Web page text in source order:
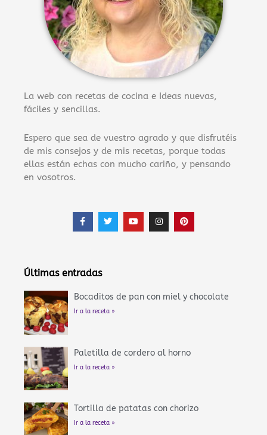
La web con recetas de cocina e Ideas nuevas,
fáciles y sencillas.
Espero que sea de vuestro agrado y que disfrutéis
de mis consejos y de mis recetas, porque todas
ellas están echas con mucho cariño, y pensando
en vosotros.
F
a
c
k
T
w
i
Y
o
u
I
n
s
P
i
n
Últimas entradas
Bocaditos de pan con miel y chocolate
Ir a la receta »
Paletilla de cordero al horno
Ir a la receta »
Tortilla de patatas con chorizo
Ir a la receta »